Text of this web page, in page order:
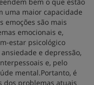
uma maior capacidade
emoções são mais
emocionais e,
estar psicológico
e depressão,
e, pelo
mental.Portanto, é
dos problemas atuais